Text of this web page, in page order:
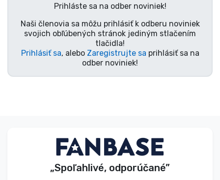
Prihláste sa na odber noviniek!
Naši členovia sa môžu prihlásiť k odberu noviniek
svojich obľúbených stránok jediným stlačením
tlačidla!
Prihlásiť sa, alebo Zaregistrujte sa prihlásiť sa na
odber noviniek!
„Spoľahlivé, odporúčané”
Značky